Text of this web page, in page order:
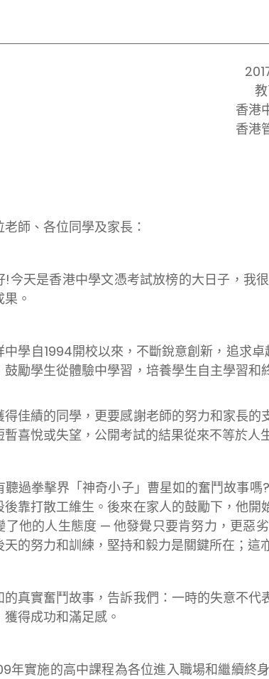
香港
香港
師、各位同學及家長：
是香港中學文憑考試放榜的大日子，我很
。
1994開校以來，不斷銳意創新，追求卓
鼓勵學生從體驗中學習，培養學生自主學習
得佳績的同學，更要感謝老師的努力和家長
喜悅或失望，公開考試的結果從來不等於人
擊界「神奇小子」曹星如的奮鬥故事嗎?
後靠打散工維生。後來在家人的鼓勵下，他
了他的人生態度 — 他發覺只要肯努力，更惡
的努力和訓練，堅持和毅力是關鍵所在；這
奮鬥故事，告訴我們：一時的失意不代表
得成功和滿足感。
施的高中課程為各位進入職場和繼續終身